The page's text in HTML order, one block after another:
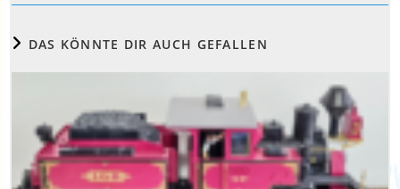
DAS KÖNNTE DIR AUCH GEFALLEN